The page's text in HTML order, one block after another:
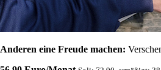
Anderen eine Freude machen: